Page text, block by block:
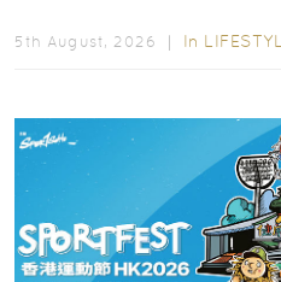
5th August, 2026 ｜ In